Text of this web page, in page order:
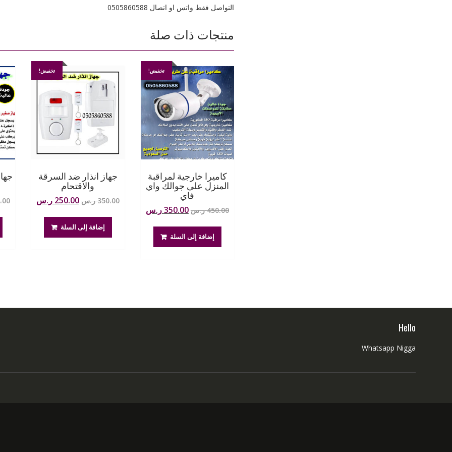
التواصل فقط واتس او اتصال 0505860588
منتجات ذات صلة
تخفيض!
كاميرا خارجية لمراقبة
المنزل على جوالك واي
فاي
450.00 ر.س السعر
هو:
450.00 ر.س.
350.00ر.س
إضافة إلى السلة
تخفيض!
جهاز انذار ضد السرقة
والاقتحام
350.00 ر.سالسعر
هو:
350.00 ر.س.
250.00 ر.س
إضافة إلى السلة
Hello
Whatsapp Nigga